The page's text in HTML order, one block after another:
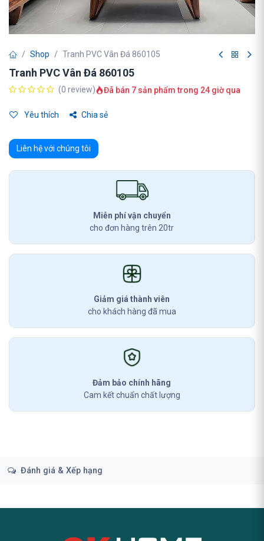
Shop Tranh PVC Vân Đá 860105
Tranh PVC Vân Đá 860105
(0 review) Đã bán 7 sản phẩm trong 24 giờ qua
Yêu thích Chia sẻ
Liên hệ với chúng tôi
Miễn phí vận chuyển
cho đơn hàng trên 20tr
Giảm giá thành viên
cho khách hàng đã mua
Đảm bảo chính hãng
Cam kết chuẩn chất lượng
Đánh giá & Xếp hạng